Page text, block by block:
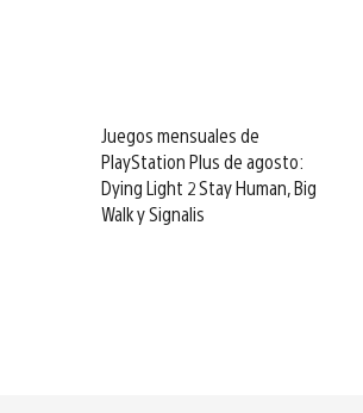
Juegos mensuales de
PlayStation Plus de agosto:
Dying Light 2 Stay Human, Big
Walk y Signalis